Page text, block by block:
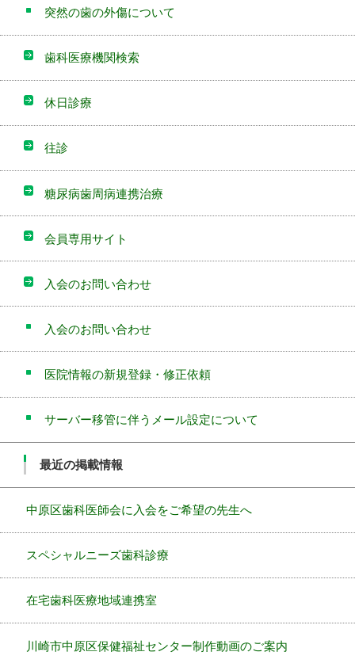
突然の歯の外傷について
歯科医療機関検索
休日診療
往診
糖尿病歯周病連携治療
会員専用サイト
入会のお問い合わせ
入会のお問い合わせ
医院情報の新規登録・修正依頼
サーバー移管に伴うメール設定について
最近の掲載情報
中原区歯科医師会に入会をご希望の先生へ
スペシャルニーズ歯科診療
在宅歯科医療地域連携室
川崎市中原区保健福祉センター制作動画のご案内